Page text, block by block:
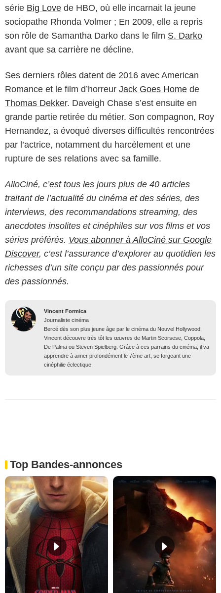
série Big Love de HBO, où elle incarnait la jeune
sociopathe Rhonda Volmer ; En 2009, elle a repris
son rôle de Samantha Darko dans le film S. Darko
avant que sa carrière ne décline.
Ses derniers rôles datent de 2016 avec American
Romance et le film d’horreur Jack Goes Home de
Thomas Dekker. Daveigh Chase s’est ensuite en
grande partie retirée du métier. Son compagnon, Roy
Hernandez, a évoqué diverses difficultés rencontrées
par l’actrice, notamment du harcèlement et une
rupture de ses relations avec sa famille.
AlloCiné, c’est tous les jours plus de 40 articles
traitant de l’actualité du cinéma et des séries, des
interviews, des recommandations streaming, des
anecdotes insolites et cinéphiles sur vos films et vos
séries préférés. Vous abonner à AlloCiné sur Google
Discover, c’est l’assurance d’explorer au quotidien les
richesses d’un site conçu par des passionnés pour
des passionnés.
Vincent Formica
Journaliste cinéma
Bercé dès son plus jeune âge par le cinéma du Nouvel Hollywood,
Vincent découvre très tôt les œuvres de Martin Scorsese, Coppola,
De Palma ou Steven Spielberg. Grâce à ces parrains du cinéma, il va
apprendre à aimer profondément le 7ème art, se forgeant une
cinéphilie éclectique.
Top Bandes-annonces